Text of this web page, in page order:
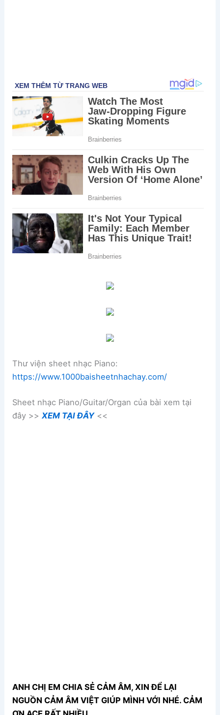
Thư viện sheet nhạc Piano:
https://www.1000baisheetnhachay.com/
Sheet nhạc Piano/Guitar/Organ của bài xem tại
đây >>XEM TẠI ĐÂY<<
ANH CHỊ EM CHIA SẺ CẢM ÂM, XIN ĐỂ LẠI
NGUỒN CẢM ÂM VIỆT GIÚP MÌNH VỚI NHÉ. CẢM